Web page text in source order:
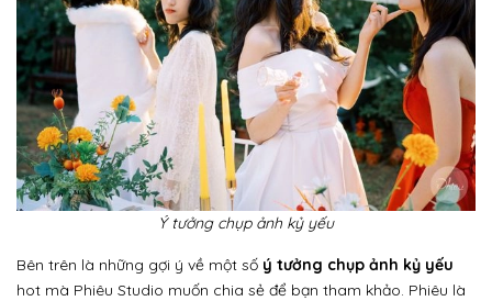
Ý tưởng chụp ảnh kỷ yếu
Bên trên là những gợi ý về một số ý tưởng chụp ảnh kỷ yếu
hot mà Phiêu Studio muốn chia sẻ để bạn tham khảo. Phiêu là